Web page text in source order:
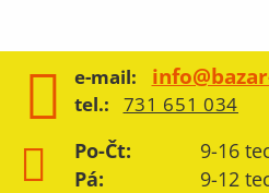
e-mail:
tel.: 731 651 034
Po-Čt:
9-16
Pá:
9-12